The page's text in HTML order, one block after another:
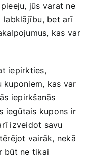
jūs varat ne
labklājību, bet arī
kas⁣ var
iepirkties,
‌kas ⁤var
iepirkšanās‌
iegūtais kupons ir
izveidot savu
vairāk, nekā
būt ne tikai